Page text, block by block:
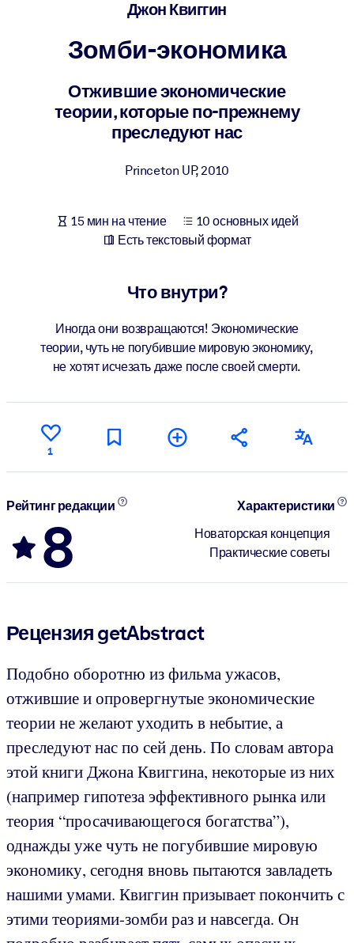
ПО СИСТЕМАМ
Интегрируйте краткие проверенные знания в вашу LMS/LXP для
лучших результатов обучения.
Для корпоративных библиотек
Обогатите корпоративную библиотеку надежными и готовыми к
Для ИИ-систем
Используйте надежные структурированные знания для
Джон Квиггин
Зомби-экономика
Отжившие экономические
теории, которые по-прежнему
преследуют нас
Princeton UP,2010
15 мин на чтение
10 основных идей
Есть текстовый формат
Что внутри?
Иногда они возвращаются! Экономические
теории, чуть не погубившие мировую экономику,
не хотят исчезать даже после своей смерти.
1
Рейтинг редакции
8
Характеристики
Новаторская концепция
Практические советы
Рецензия getAbstract
Подобно оборотню из фильма ужасов,
отжившие и опровергнутые экономические
теории не желают уходить в небытие, а
преследуют нас по сей день. По словам автора
этой книги Джона Квиггина, некоторые из них
(например гипотеза эффективного рынка или
теория “просачивающегося богатства”),
однажды уже чуть не погубившие мировую
экономику, сегодня вновь пытаются завладеть
нашими умами. Квиггин призывает покончить с
этими теориями-зомби раз и навсегда. Он